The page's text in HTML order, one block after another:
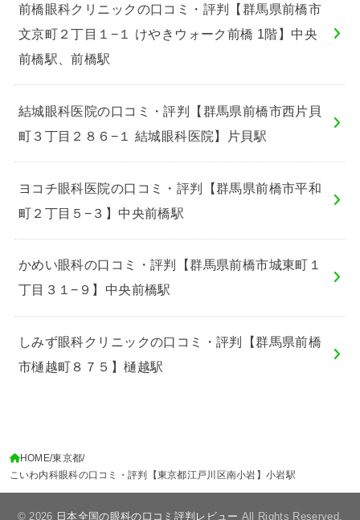
前橋眼科クリニックの口コミ・評判【群馬県前橋市
文京町２丁目１−１ けやきウォーク前橋 1階】中央
前橋駅、前橋駅
結城眼科医院の口コミ・評判【群馬県前橋市西片貝
町３丁目２８６−１ 結城眼科医院】片貝駅
ヨコチ眼科医院の口コミ・評判【群馬県前橋市平和
町２丁目５−３】中央前橋駅
かめい眼科の口コミ・評判【群馬県前橋市城東町１
丁目３１−９】中央前橋駅
しみず眼科クリニックの口コミ・評判【群馬県前橋
市樋越町８７５】樋越駅
HOME 東京都
こいわ内科眼科の口コミ・評判【東京都江戸川区南小岩】小岩駅
© 2026 日本全国の眼科の口コミ評判レビュー All Rights Reserved.